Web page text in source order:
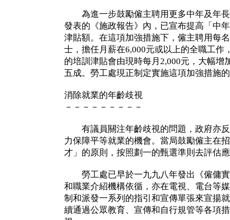
為進一步鼓勵僱主聘用更多中年及年長
發表的《施政報告》內，已宣布提高「中
津貼額。在這項加強措施下，僱主聘用每
士，擔任月薪在6,000元或以上的全職工作
的培訓津貼會由現時每月2,000元，大幅增
五成。勞工處現正制定實施這項加強措施
消除就業的年齡歧視
－－－－－－－－－
有議員關注年齡歧視的問題，政府亦反
力保障平等就業的機會。當局鼓勵僱主在
才」的原則，按照劃一的甄選準則去評估
勞工處已早於一九九八年發出《僱傭實
和職業介紹機構依循，亦在電視、電台等
制和派發一系列的指引和宣傳單張來宣揚
續通過公眾教育、宣傳和自行規管等各項